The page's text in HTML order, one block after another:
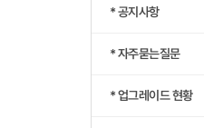
* 공지사항
* 자주묻는질문
* 업그레이드 현황